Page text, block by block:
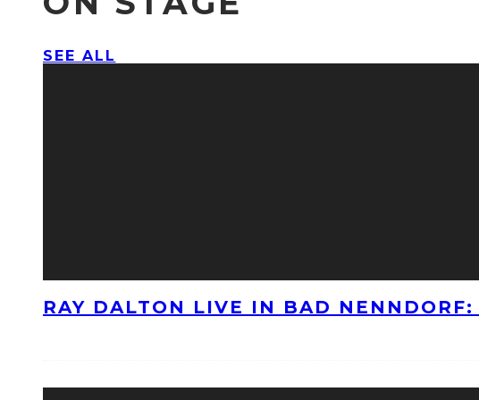
SEE ALL
RAY DALTON LIVE IN BAD